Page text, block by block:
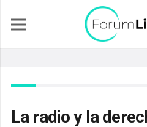
La radio y la